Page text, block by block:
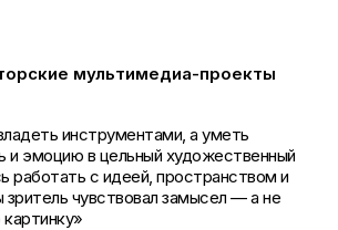
мультимедиа-проекты
инструментами, а уметь
и эмоцию в цельный художественный
работать с идеей, пространством и
чувствовал замысел — а не